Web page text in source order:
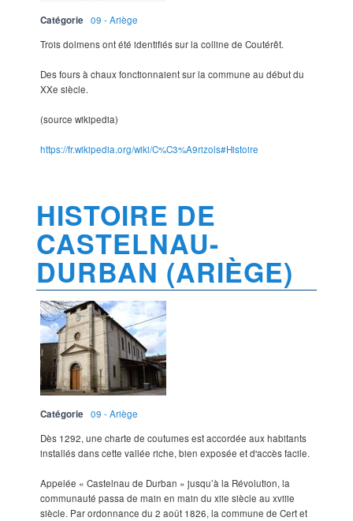
Catégorie
09 - Ariège
Trois dolmens ont été identifiés sur la colline de Coutérêt.
Des fours à chaux fonctionnaient sur la commune au début du
XXe siècle.
(source wikipedia)
https://fr.wikipedia.org/wiki/C%C3%A9rizols#Histoire
HISTOIRE DE
CASTELNAU-
DURBAN (ARIÈGE)
Catégorie
09 - Ariège
Dès 1292, une charte de coutumes est accordée aux habitants
installés dans cette vallée riche, bien exposée et d'accès facile.
Appelée « Castelnau de Durban » jusqu’à la Révolution, la
communauté passa de main en main du xiie siècle au xviiie
siècle. Par ordonnance du 2 août 1826, la commune de Cert et